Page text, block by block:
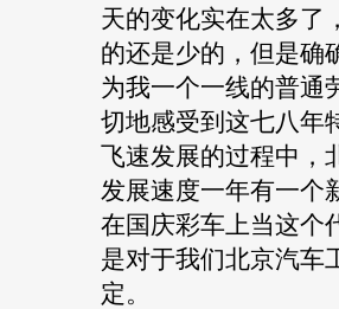
天的变化实在太多了
的还是少的，但是确
为我一个一线的普通
切地感受到这七八年
飞速发展的过程中，
发展速度一年有一个
在国庆彩车上当这个
是对于我们北京汽车
定。